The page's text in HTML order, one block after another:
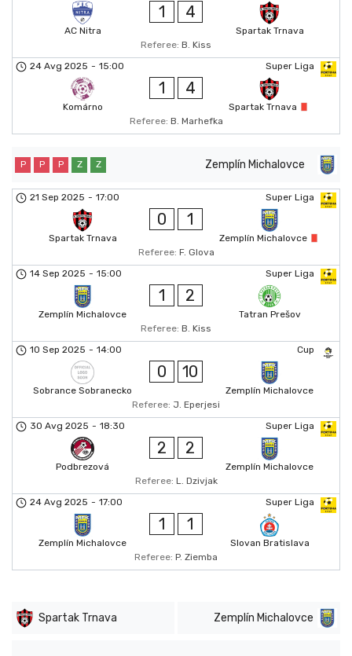
AC Nitra
1 4
Spartak Trnava
Referee: B. Kiss
Super Liga
24 Avg 2025 - 15:00
Komárno
1 4
Spartak Trnava
Referee: B. Marhefka
Zemplín Michalovce
P P P Z Z
Super Liga
21 Sep 2025 - 17:00
Spartak Trnava
0 1
Zemplín Michalovce
Referee: F. Glova
Super Liga
14 Sep 2025 - 15:00
Zemplín Michalovce
1 2
Tatran Prešov
Referee: B. Kiss
Cup
10 Sep 2025 - 14:00
Sobrance Sobranecko
0 10
Zemplín Michalovce
Referee: J. Eperjesi
Super Liga
30 Avg 2025 - 18:30
Podbrezová
2 2
Zemplín Michalovce
Referee: L. Dzivjak
Super Liga
24 Avg 2025 - 17:00
Zemplín Michalovce
1 1
Slovan Bratislava
Referee: P. Ziemba
Spartak Trnava Zemplín Michalovce